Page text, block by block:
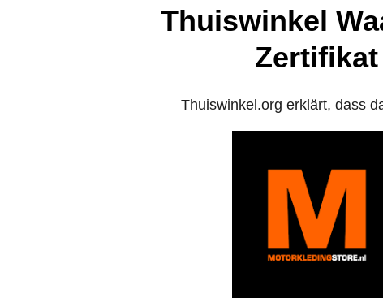
Thuiswinkel
Zertifikat
Thuiswinkel.org erklärt, dass